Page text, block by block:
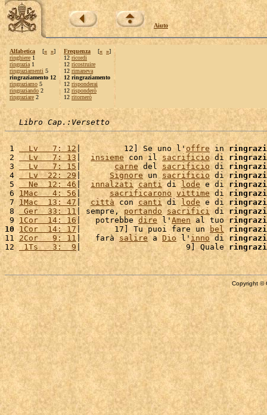
Aiuto
Alfabetica [« »]
ringhiere 1
ringrazia 1
ringraziamenti 5
ringraziamento 12
ringraziamo 5
ringraziando 2
ringraziare 2
Frequenza [« »]
12 ricordi
12 ricostruire
12 rimaneva
12 ringraziamento
12 risponderai
12 risponderò
12 ritornerò
Libro Cap.:Versetto
1
  Lv   7: 12
|         12] Se uno l'offre in
2
  Lv   7: 13
| insieme con il sacrificio di
3
  Lv   7: 15
| carne del sacrificio di
4
  Lv  22: 29
| Signore un sacrificio di
5
  Ne  12: 46
| innalzati canti di lode e di
6 1Mac   4: 56 | sacrificarono vittime di
7 1Mac  13: 47| città con canti di lode e di
8 Ger  33: 11 | sempre, portando sacrifici di
9 1Cor  14: 16|   potrebbe dire l' Amen al tuo
10 1Cor  14: 17 |       17] Tu puoi fare un bel
11 2Cor   9: 11 |   farà salire a Dio l' inno di
12
1Ts   3:  9 |                      9] Quale
Copyright ©